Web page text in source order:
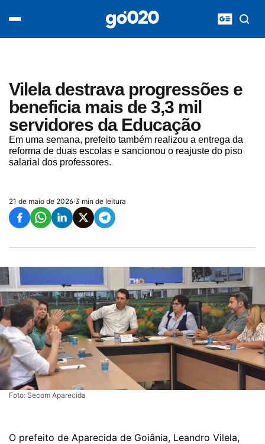
Vilela destrava progressões e
beneficia mais de 3,3 mil
servidores da Educação
Em uma semana, prefeito também realizou a entrega da
reforma de duas escolas e sancionou o reajuste do piso
salarial dos professores.
21 de maio de 2026·3 min de leitura
Foto: Secom Aparecida
O prefeito de Aparecida de Goiânia, Leandro Vilela,
acontece agora
entretenimento
vídeos
pod020